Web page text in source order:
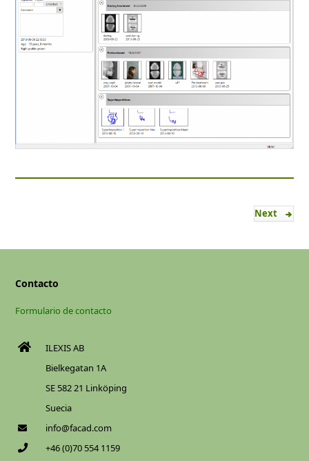
Next
Contacto
Formulario de contacto
ILEXIS AB
Bielkegatan 1A
SE 582 21 Linköping
Suecia
info@facad.com
+46 (0)70 554 1159